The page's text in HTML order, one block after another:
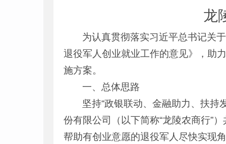
龙
为认真贯彻落实习近平总书记关
退役军人创业就业工作的意见》，助
施方案。
一、总体思路
坚持“政银联动、金融助力、扶
份有限公司（以下简称“龙陵农商行”
帮助有创业意愿的退役军人尽快实现